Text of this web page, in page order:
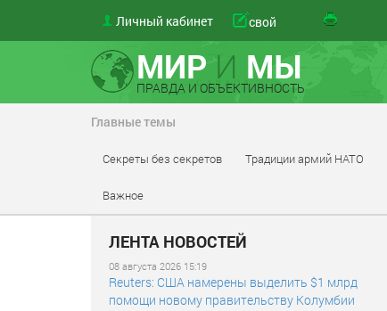
Личный кабинет
МИР И МЫ
ПРАВДА И ОБЪЕКТИВНОСТЬ
Главные темы
Секреты без секретов Традиции армий НАТО
Важное
ЛЕНТА НОВОСТЕЙ
08 августа 2026 15:19
Reuters: США намерены выделить $1 млрд
помощи новому правительству Колумбии